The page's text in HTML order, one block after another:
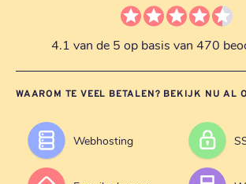
4.1 van de 5 op basis van 470
WAAROM TE VEEL BETALEN? BEKIJK NU AL
Webhosting